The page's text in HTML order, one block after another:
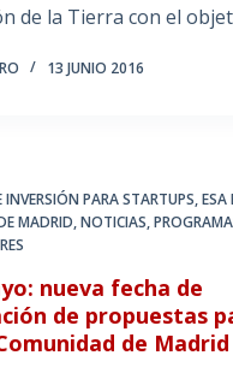
de la Tierra con el
13 JUNIO 2016
INVERSIÓN PARA STARTUPS,ESA
MADRID,NOTICIAS,
nueva fecha de
de propuestas
de Madrid